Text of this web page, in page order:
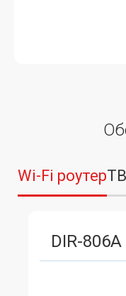
Wi-Fi роутер
DIR-806A